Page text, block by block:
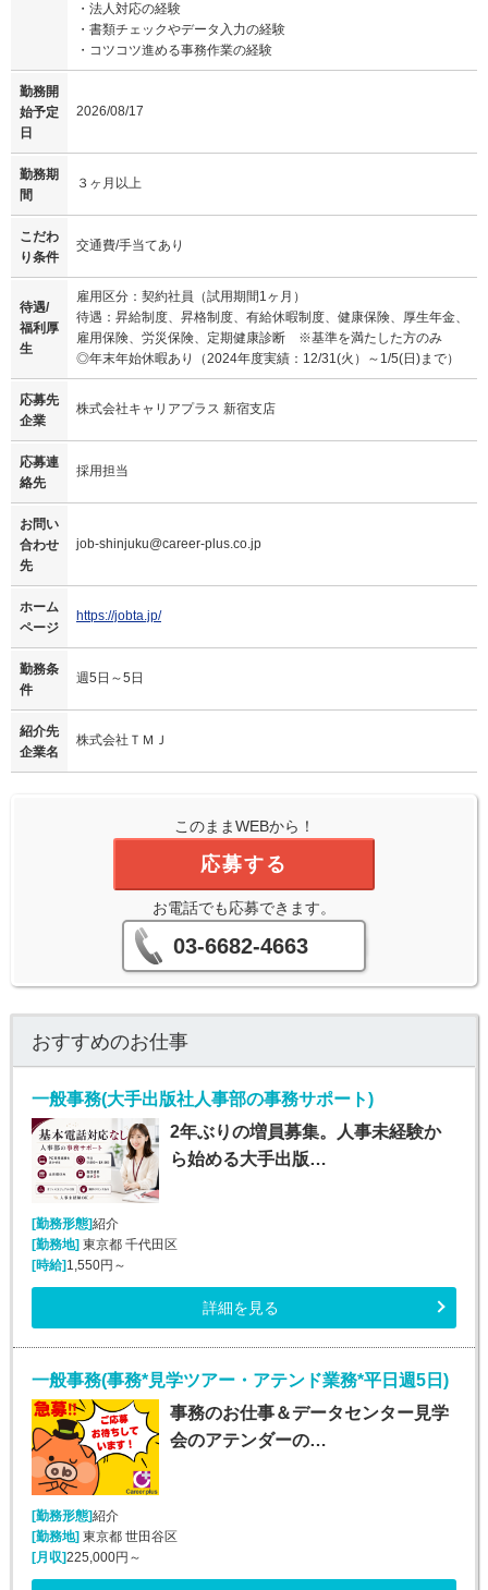
・法人対応の経験
・書類チェックやデータ入力の経験
・コツコツ進める事務作業の経験
勤務開
始予定
日
2026/08/17
勤務期
間
３ヶ月以上
こだわ
り条件
交通費/手当てあり
待遇/
福利厚
生
雇用区分：契約社員（試用期間1ヶ月）
待遇：昇給制度、昇格制度、有給休暇制度、健康保険、厚生年金、
雇用保険、労災保険、定期健康診断 ※基準を満たした方のみ
◎年末年始休暇あり（2024年度実績：12/31(火）～1/5(日)まで）
応募先
企業
株式会社キャリアプラス 新宿支店
応募連
絡先
採用担当
お問い
合わせ
先
job-shinjuku@career-plus.co.jp
ホーム
ページ
https://jobta.jp/
勤務条
件
週5日～5日
紹介先
企業名
株式会社ＴＭＪ
このままWEBから！
応募する
お電話でも応募できます。
03-6682-4663
おすすめのお仕事
一般事務(大手出版社人事部の事務サポート)
2年ぶりの増員募集。人事未経験か
ら始める大手出版…
[勤務形態]紹介
[勤務地] 東京都 千代田区
[時給] 1,550円～
詳細を見る
一般事務(事務*見学ツアー・アテンド業務*平日週5日)
事務のお仕事＆データセンター見学
会のアテンダーの…
[勤務形態]紹介
[勤務地] 東京都 世田谷区
[月収]225,000円～